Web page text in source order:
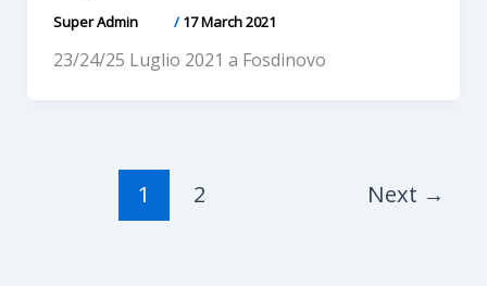
Super Admin /17 March 2021
23/24/25 Luglio 2021 a Fosdinovo
1 2 Next →